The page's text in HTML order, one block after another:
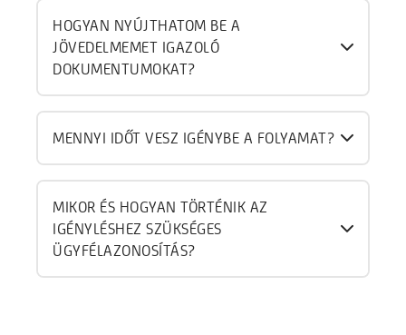
HOGYAN NYÚJTHATOM BE A
JÖVEDELMEMET IGAZOLÓ
DOKUMENTUMOKAT?
MENNYI IDŐT VESZ IGÉNYBE A FOLYAMAT?
MIKOR ÉS HOGYAN TÖRTÉNIK AZ
IGÉNYLÉSHEZ SZÜKSÉGES
ÜGYFÉLAZONOSÍTÁS?